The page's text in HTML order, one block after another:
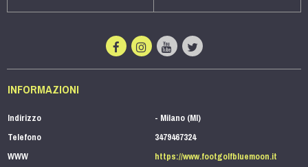
INFORMAZIONI
Indirizzo
- Milano (MI)
Telefono
3479467324
WWW
https://www.footgolfbluemoon.it